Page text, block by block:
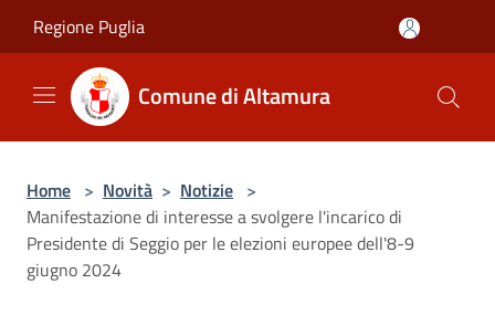
Regione Puglia
Comune di Altamura
Home > Novità > Notizie >
Manifestazione di interesse a svolgere l'incarico di
Presidente di Seggio per le elezioni europee dell'8-9
giugno 2024